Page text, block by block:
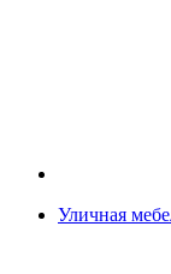
Уличная